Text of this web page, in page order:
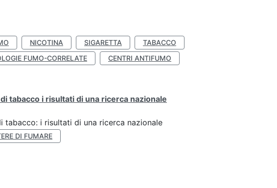
NICOTINA SIGARETTA
TABACCO
FUMO-CORRELATE
CENTRI ANTIFUMO
tabacco i risultati di una ricerca nazionale
tabacco: i risultati di una ricerca nazionale
DI FUMARE